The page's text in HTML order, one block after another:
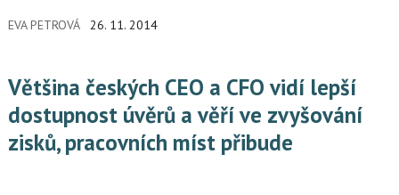
moci na konferenci CFO Outlook, která se koná 4. prosince
EVA PETROVÁ 26. 11. 2014
Většina českých CEO a CFO vidí lepší
dostupnost úvěrů a věří ve zvyšování
zisků, pracovních míst přibude